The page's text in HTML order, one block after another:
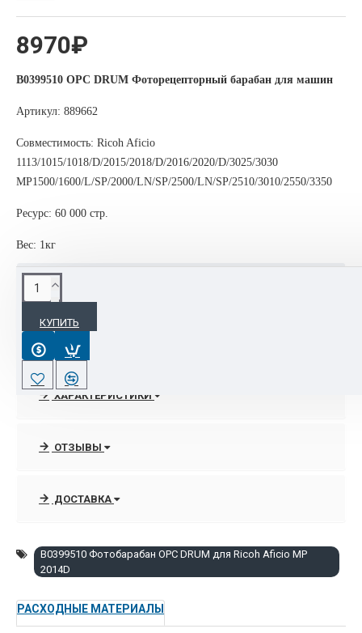
8970₽
B0399510 OPC DRUM Фоторецепторный барабан для машин
Артикул: 889662
Совместимость: Ricoh Aficio
1113/1015/1018/D/2015/2018/D/2016/2020/D/3025/3030
MP1500/1600/L/SP/2000/LN/SP/2500/LN/SP/2510/3010/2550/3350
Ресурс: 60 000 стр.
Вес: 1кг
КУПИТЬ
ОПИСАНИЕ
Картриджи, тонеры, фотобарабаны, блоки проявки Ricoh
используются повсеместно благодаря доступности, качеству
и надёжности.
А развитие новых технологий в сфере структуры и
расходников Ricoh.
всегда есть в наличии на складе в Москве.
дней, при наличии в Европе.
Поставка совсем эксклюзивных позиций, или снятых с
Низкие цены, доставка и описание товаров в интернет-
ХАРАКТЕРИСТИКИ
ОТЗЫВЫ
ДОСТАВКА
B0399510 Фотобарабан OPC DRUM для Ricoh Aficio MP
2014D
РАСХОДНЫЕ МАТЕРИАЛЫ